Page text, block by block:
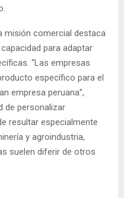
misión comercial destaca
para adaptar
“Las empresas
específico para el
empresa peruana”,
de personalizar
resultar especialmente
y agroindustria,
suelen diferir de otros